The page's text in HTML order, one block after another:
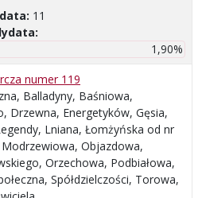
11
1,90%
numer 119
Balladyny, Baśniowa,
Drzewna, Energetyków, Gęsia,
Lniana, Łomżyńska od nr
Objazdowa,
Orzechowa, Podbiałowa,
Spółdzielczości, Torowa,